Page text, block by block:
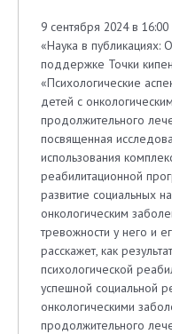
9 сентября 2024 в
«Наука в публикациях:
поддержке Точки
«Психологические
детей с
продолжительного
посвященная
использования
реабилитационной
развитие социальных
онкологическим
тревожности у него и
расскажет, как
психологической
успешной социальной
онкологическими
продолжительного